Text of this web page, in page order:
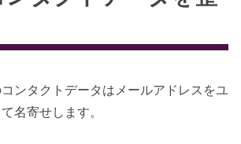
ンタクトデータはメールアドレスをユ
名寄せします。